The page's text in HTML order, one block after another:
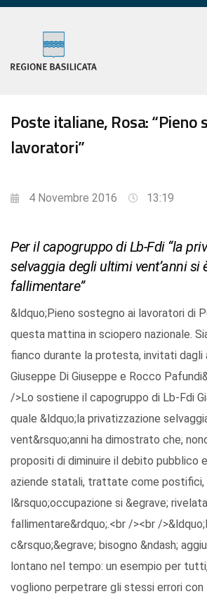
Poste italiane, Rosa: “Pieno
lavoratori”
4 Novembre 2016 13:19
Per il capogruppo di Lb-Fdi “la
selvaggia degli ultimi vent’anni si
fallimentare”
&ldquo;Pieno sostegno ai lavoratori di
questa mattina in sciopero nazionale.
fianco durante la protesta, invitati dagli
Giuseppe Di Giuseppe e Rocco
/>Lo sostiene il capogruppo di Lb-Fdi
quale &ldquo;la privatizzazione
vent&rsquo;anni ha dimostrato che,
propositi di diminuire il debito pubblico
aziende statali, trattate come postifici,
l&rsquo;occupazione si &egrave; rivelata
fallimentare&rdquo;.<br /><br /
c&rsquo;&egrave; bisogno &ndash;
lontano nel tempo: un esempio per
vogliono perpetrare gli stessi errori con